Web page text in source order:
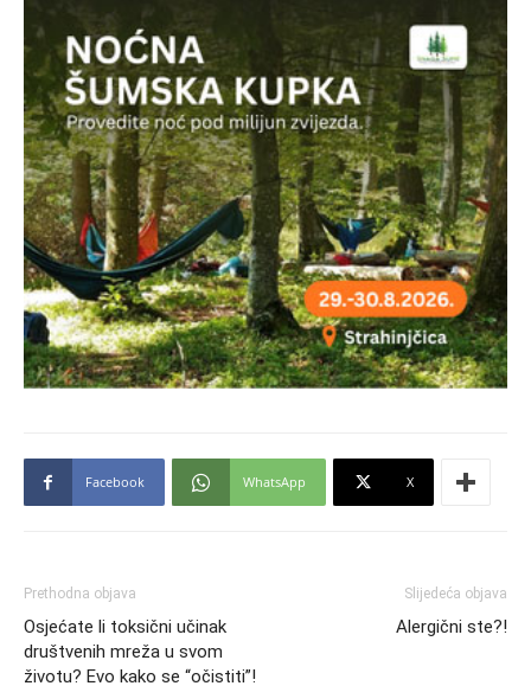
Facebook WhatsApp X
Prethodna objava
Osjećate li toksični učinak
društvenih mreža u svom
životu? Evo kako se “očistiti”!
Slijedeća objava
Alergični ste?!